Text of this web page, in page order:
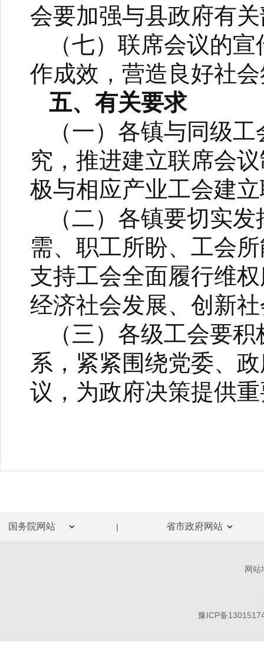
会要加强与县政府有
（七）联席会议的
作成效，营造良好社
五、有关要求
（一）各镇与同级
究，推进建立联席会
极与相应产业工会建
（二）各镇要切实
需、职工所盼、工会
支持工会全面履行维
经济社会发展、创新
（三）各级工会要
系，紧紧围绕党委、
议，为政府决策提供
|
网站
豫ICP备